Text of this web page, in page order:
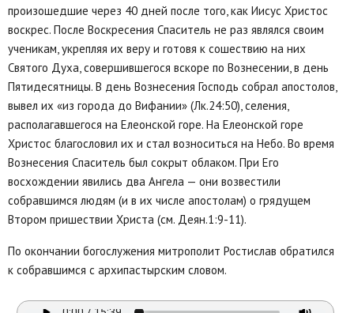
произошедшие через 40 дней после того, как Иисус Христос
воскрес. После Воскресения Спаситель не раз являлся своим
ученикам, укрепляя их веру и готовя к сошествию на них
Святого Духа, совершившегося вскоре по Вознесении, в день
Пятидесятницы. В день Вознесения Господь собрал апостолов,
вывел их «из города до Вифании» (Лк.24:50), селения,
располагавшегося на Елеонской горе. На Елеонской горе
Христос благословил их и стал возноситься на Небо. Во время
Вознесения Спаситель был сокрыт облаком. При Его
восхождении явились два Ангела — они возвестили
собравшимся людям (и в их числе апостолам) о грядущем
Втором пришествии Христа (см. Деян.1:9-11).
По окончании богослужения митрополит Ростислав обратился
к собравшимся с архипастырским словом.